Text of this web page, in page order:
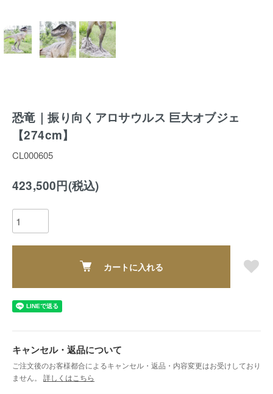
恐竜｜振り向くアロサウルス 巨大オブジェ
【274cm】
CL000605
423,500円(税込)
カートに入れる
キャンセル・返品について
ご注文後のお客様都合によるキャンセル・返品・内容変更はお受けしており
ません。 詳しくはこちら